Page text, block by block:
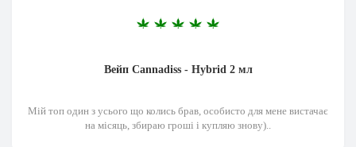
Вейп Cannadiss - Hybrid 2 мл
Мій топ один з усього що колись брав, особисто для мене вистачає
на місяць, збираю гроші і купляю знову)..